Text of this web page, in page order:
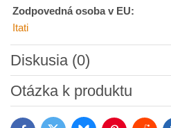
Zodpovedná osoba v EU:
Itati
Diskusia (0)
Nový komentár
Názov:
Otázka k produktu